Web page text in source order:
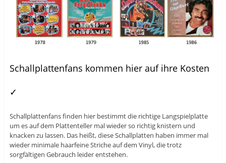
Schallplattenfans kommen hier auf ihre Kosten
✓
Schallplattenfans finden hier bestimmt die richtige Langspielplatte
um es auf dem Plattenteller mal wieder so richtig knistern und
knacken zu lassen. Das heißt, diese Schallplatten haben immer mal
wieder minimale haarfeine Striche auf dem Vinyl, die trotz
sorgfältigen Gebrauch leider entstehen.